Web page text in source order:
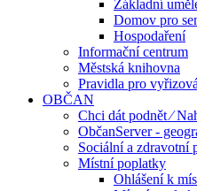
Základní
Domov pro
Hospodaření
Informační centrum
Městská knihovna
Pravidla pro
OBČAN
Chci dát podnět ⁄
ObčanServer -
Sociální a zdravotní
Místní poplatky
Ohlášení k